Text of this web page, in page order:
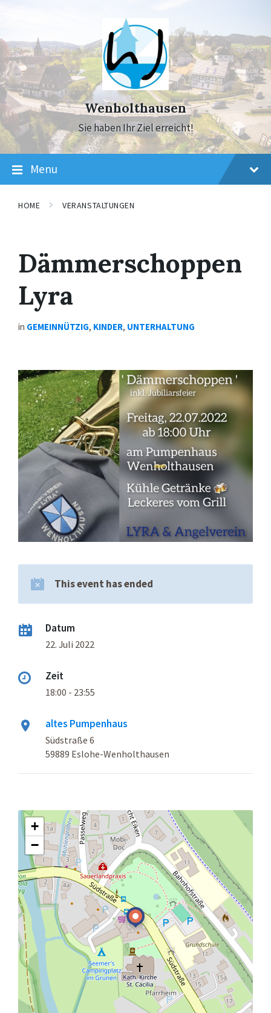
navigation
Wenholthausen
Sie haben Ihr Ziel erreicht!
Menu
HOME VERANSTALTUNGEN
Dämmerschoppen
Lyra
in GEMEINNÜTZIG, KINDER, UNTERHALTUNG
This event has ended
Datum
22. Juli 2022
Zeit
18:00 - 23:55
altes Pumpenhaus
Südstraße 6
59889 Eslohe-Wenholthausen
+
−